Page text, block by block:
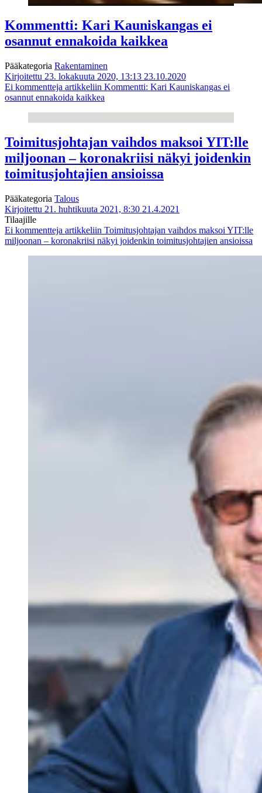
Kommentti: Kari Kauniskangas ei
osannut ennakoida kaikkea
Pääkategoria Rakentaminen
Kirjoitettu 23. lokakuuta 2020, 13:13 23.10.2020
Ei kommentteja artikkeliin Kommentti: Kari Kauniskangas ei
osannut ennakoida kaikkea
Toimitusjohtajan vaihdos maksoi YIT:lle
miljoonan – koronakriisi näkyi joidenkin
toimitusjohtajien ansioissa
Pääkategoria Talous
Kirjoitettu 21. huhtikuuta 2021, 8:30 21.4.2021
Tilaajille
Ei kommentteja artikkeliin Toimitusjohtajan vaihdos maksoi YIT:lle
miljoonan – koronakriisi näkyi joidenkin toimitusjohtajien ansioissa